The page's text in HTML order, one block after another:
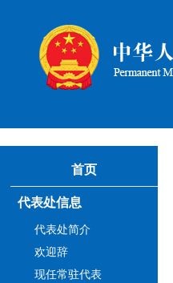
首页
代表处信息
代表处简介
欢迎辞
现任常驻代表